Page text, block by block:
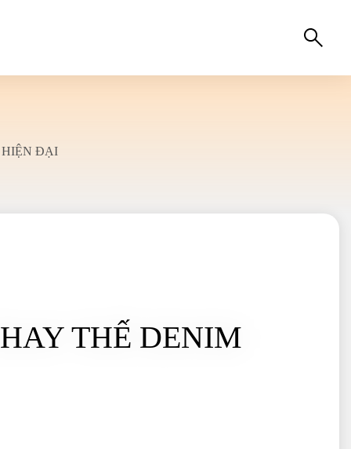
HIỆN ĐẠI
THẾ DENIM